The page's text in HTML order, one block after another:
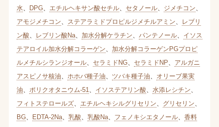
水 DPG、 エチルヘキサン酸セチル、 セタノール、 ジメチコン
アモジメチコン
ステアラミドプロピルジメチルアミン
レブリ
ン酸
レブリン酸Na、 加水分解ケラチン パンテノール、 イソス
テアロイル加水分解コラーゲン
加水分解コラーゲンPGプロピ
ルメチルシランジオール、 セラミドNG、 セラミドNP
アルガニ
アスピノサ核油
ホホバ種子油 ツバキ種子油
オリーブ果実
油
ポリクオタニウム-51 イソステアリン酸 水添レシチン
フィトステロールズ、 エチルヘキシルグリセリン グリセリン
BG、 EDTA-2Na、 乳酸 乳酸Na、 フェノキシエタノール、 香料